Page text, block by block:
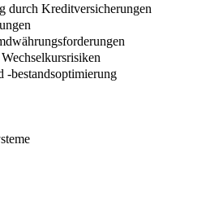
durch Kreditversicherungen
-bestandsoptimierung